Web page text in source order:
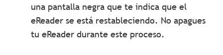
una pantalla negra que te indica que el
eReader se está restableciendo. No apagues
tu eReader durante este proceso.